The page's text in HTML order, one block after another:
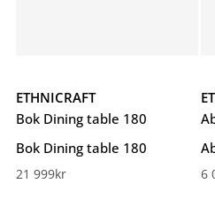
ETHNICRAFT
Bok Dining table 180
Bok Dining table 180
21 999kr 6